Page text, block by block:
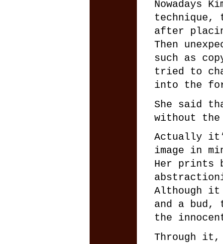
Nowadays
after
Then
such as
tried to
into the
She said
without
Actually
image in
Her prints
Although it
and a bud,
the
Through it,